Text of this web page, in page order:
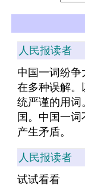
人民报读者
中国一词纷
在多种误解。
统严谨的用词
国。中国一
产生矛盾。
人民报读者
试试看看